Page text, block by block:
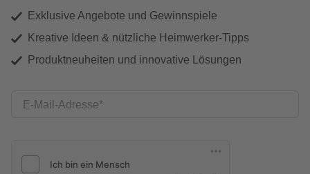
Exklusive Angebote und Gewinnspiele
Kreative Ideen & nützliche Heimwerker-Tipps
Produktneuheiten und innovative Lösungen
E-Mail-Adresse